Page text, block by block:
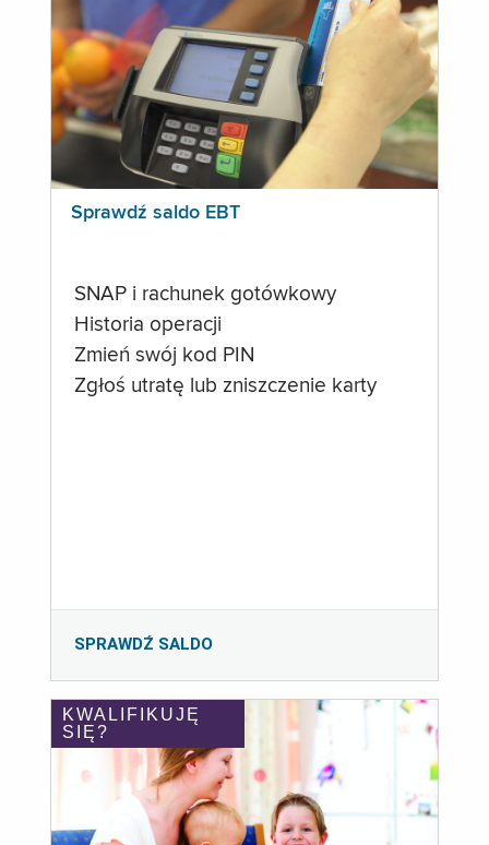
Sprawdź saldo EBT
SNAP i rachunek gotówkowy
Historia operacji
Zmień swój kod PIN
Zgłoś utratę lub zniszczenie karty
SPRAWDŹ SALDO
KWALIFIKUJĘ
SIĘ?